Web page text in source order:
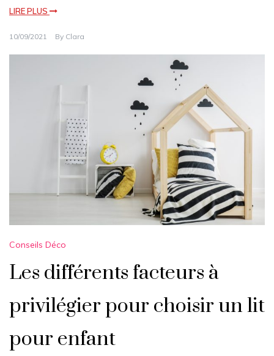
LIRE PLUS
10/09/2021 By Clara
Conseils Déco
Les différents facteurs à
privilégier pour choisir un lit
pour enfant